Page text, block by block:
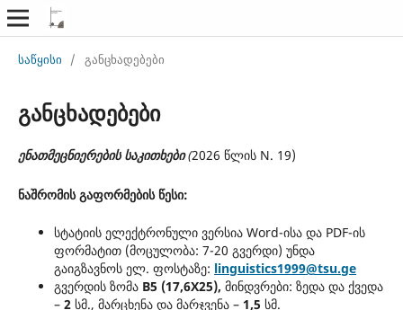
საწყისი / განცხადებები
განცხადებები
ენათმეცნიერების საკითხები(2026 წლის N. 19)
ნაშრომის გაფორმების წესი:
სტატიის ელექტრონული ვერსია Word-ისა და PDF-ის
ფორმატით (მოცულობა: 7-20 გვერდი) უნდა
გაიგზავნოს ელ. ფოსტაზე: linguistics1999@tsu.ge
გვერდის ზომა B5 (17,6X25), მინდვრები: ზედა და ქვედა
– 2სმ., მარცხენა და მარჯვენა – 1,5 სმ.